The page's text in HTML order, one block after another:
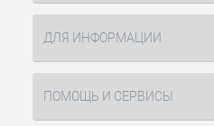
ДЛЯ ИНФОРМАЦИИ
ПОМОЩЬ И СЕРВИСЫ